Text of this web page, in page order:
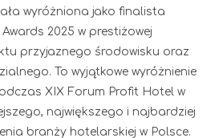
wyróżniona jako finalista
2025 w prestiżowej
przyjaznego środowisku oraz
To wyjątkowe wyróżnienie
XIX Forum Profit Hotel w
największego i najbardziej
branży hotelarskiej w Polsce.